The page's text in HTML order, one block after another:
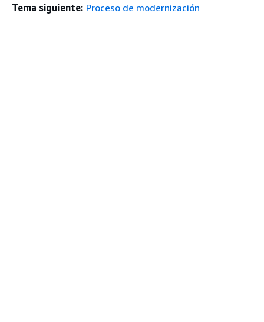
Tema siguiente: Proceso de modernización